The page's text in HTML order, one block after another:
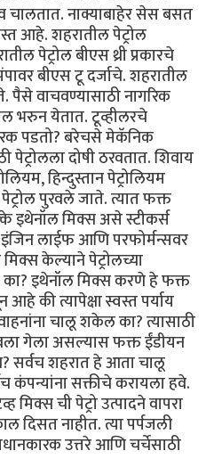
चालतात. नाक्याबाहेर सेस बसत
आहे. शहरातील पेट्रोल
पेट्रोल बीएस थ्री प्रकारचे
बीएस टू दर्जाचे. शहरातील
पैसे वाचवण्यासाठी नागरिक
भरुन येतात. टूव्हीलरचे
पडतो? बरेचसे मेकॅनिक
पेट्रोलला दोषी ठरवतात. शिवाय
हिन्दुस्तान पेट्रोलियम
पुरवले जाते. त्यात फक्त
इथेनॉल मिक्स असे स्टीकर्स
लाईफ आणि परफोर्मन्सवर
केल्याने पेट्रोलच्या
इथेनॉल मिक्स करणे हे फक्त
की त्यापेक्षा स्वस्त पर्याय
चालू शकेल का? त्यासाठी
गेला असल्यास फक्त ईंडीयन
सर्वच शहरात हे आता चालू
सक्तीचे करायला हवे.
मिक्स ची पेट्रो उत्पादने वापरा
दिसत नाहीत. त्या पर्पजली
उत्तरे आणि चर्चेसाठी